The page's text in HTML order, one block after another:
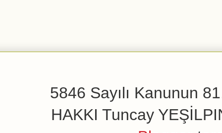
5846 Sayılı Kanunun
HAKKI Tuncay